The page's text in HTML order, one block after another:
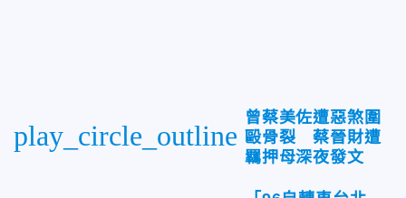
play_circle_outline
曾蔡美佐遭惡煞圍
毆骨裂 蔡晉財遭
羈押母深夜發文